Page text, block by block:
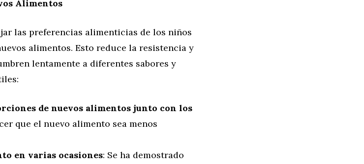
Alimentos
las preferencias alimenticias de los niños
alimentos. Esto reduce la resistencia y
lentamente a diferentes sabores y
de nuevos alimentos junto con los
que el nuevo alimento sea menos
en varias ocasiones: Se ha demostrado